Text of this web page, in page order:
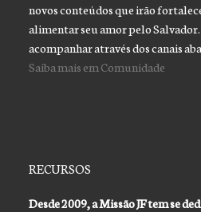
novos conteúdos que irão
alimentar seu amor pelo Salvador.
acompanhar através dos canais
Saiba mais em Comunidade
RECURSOS
Desde 2009, a Missão JF tem se